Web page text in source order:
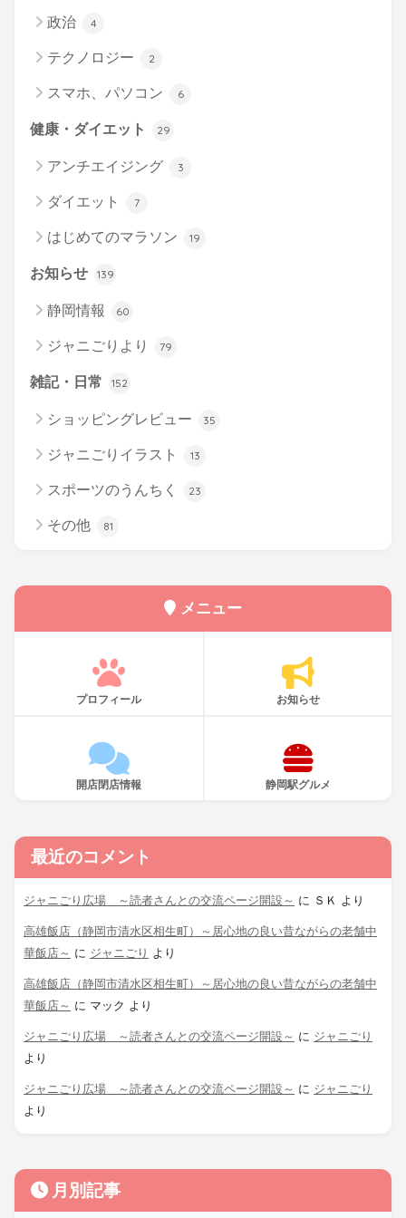
政治 4
テクノロジー 2
スマホ、パソコン 6
健康・ダイエット 29
アンチエイジング 3
ダイエット 7
はじめてのマラソン 19
お知らせ 139
静岡情報 60
ジャニごりより 79
雑記・日常 152
ショッピングレビュー 35
ジャニごりイラスト 13
スポーツのうんちく 23
その他 81
メニュー
プロフィール お知らせ
開店閉店情報 静岡駅グルメ
最近のコメント
ジャニごり広場 ～読者さんとの交流ページ開設～ に ＳＫ より
高雄飯店（静岡市清水区相生町）～居心地の良い昔ながらの老舗中
華飯店～ に ジャニごり より
高雄飯店（静岡市清水区相生町）～居心地の良い昔ながらの老舗中
華飯店～ に マック より
ジャニごり広場 ～読者さんとの交流ページ開設～ に ジャニごり
より
ジャニごり広場 ～読者さんとの交流ページ開設～ に ジャニごり
より
月別記事